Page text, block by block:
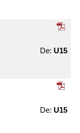
U15
U15